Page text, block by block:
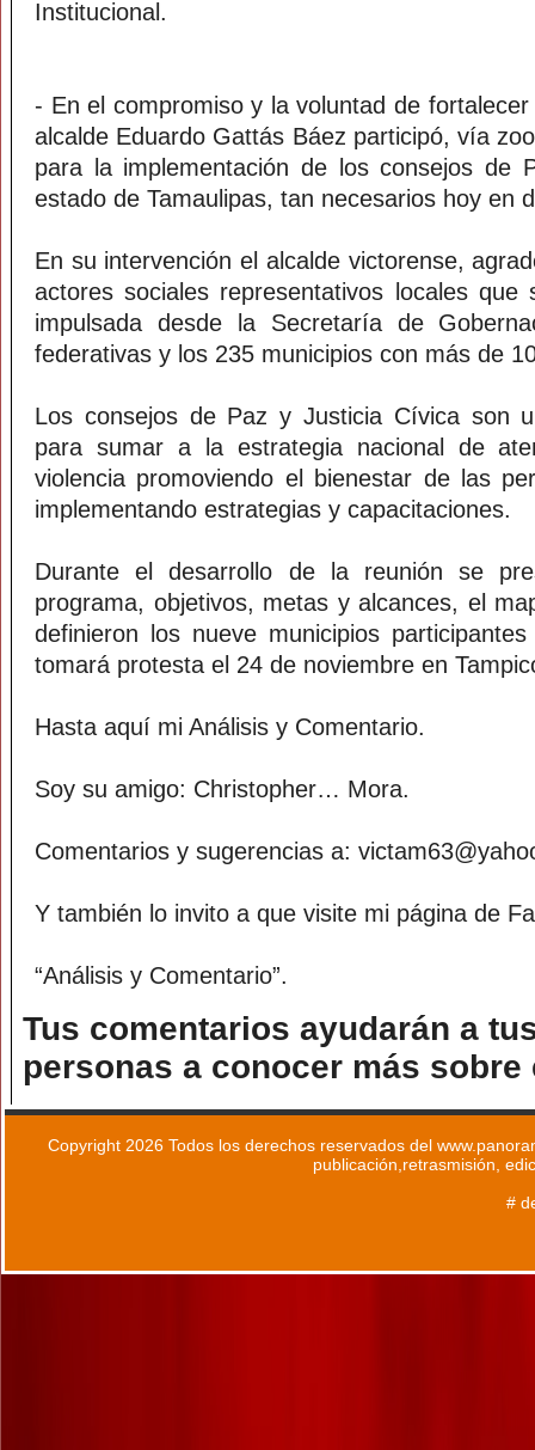
Institucional.
- En el compromiso y la voluntad de
alcalde Eduardo Gattás Báez participó, vía
para la implementación de los consejos de
estado de Tamaulipas, tan necesarios hoy en
En su intervención el alcalde victorense,
actores sociales representativos locales
impulsada desde la Secretaría de
federativas y los 235 municipios con más de
Los consejos de Paz y Justicia Cívica son
para sumar a la estrategia nacional de
violencia promoviendo el bienestar de las
implementando estrategias y capacitaciones.
Durante el desarrollo de la reunión se
programa, objetivos, metas y alcances, el
definieron los nueve municipios
tomará protesta el 24 de noviembre en
Hasta aquí mi Análisis y Comentario.
Soy su amigo: Christopher… Mora.
Comentarios y sugerencias a:
Y también lo invito a que visite mi página de
“Análisis y Comentario”.
Tus comentarios ayudarán a
personas a conocer más sobre
Copyright 2026 Todos los derechos reservados del
publicación,retrasmisión,
#